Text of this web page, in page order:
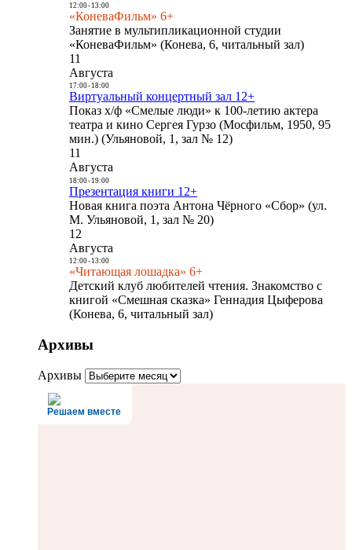
12:00- 13:00
«КоневаФильм» 6+
Занятие в мультипликационной студии
«КоневаФильм» (Конева, 6, читальный зал)
11
Августа
17:00- 18:00
Виртуальный концертный зал 12+
Показ х/ф «Смелые люди» к 100-летию актера
театра и кино Сергея Гурзо (Мосфильм, 1950, 95
мин.) (Ульяновой, 1, зал № 12)
11
Августа
18:00- 19:00
Презентация книги 12+
Новая книга поэта Антона Чёрного «Сбор» (ул.
М. Ульяновой, 1, зал № 20)
12
Августа
12:00- 13:00
«Читающая лошадка» 6+
Детский клуб любителей чтения. Знакомство с
книгой «Смешная сказка» Геннадия Цыферова
(Конева, 6, читальный зал)
Архивы
Архивы
Решаем вместе